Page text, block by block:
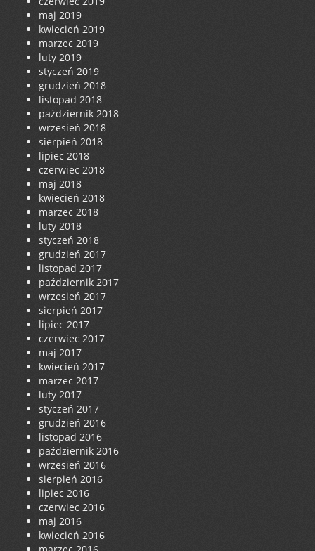
maj 2019
kwiecień 2019
marzec 2019
luty 2019
styczeń 2019
grudzień 2018
listopad 2018
październik 2018
wrzesień 2018
sierpień 2018
lipiec 2018
czerwiec 2018
maj 2018
kwiecień 2018
marzec 2018
luty 2018
styczeń 2018
grudzień 2017
listopad 2017
październik 2017
wrzesień 2017
sierpień 2017
lipiec 2017
czerwiec 2017
maj 2017
kwiecień 2017
marzec 2017
luty 2017
styczeń 2017
grudzień 2016
listopad 2016
październik 2016
wrzesień 2016
sierpień 2016
lipiec 2016
czerwiec 2016
maj 2016
kwiecień 2016